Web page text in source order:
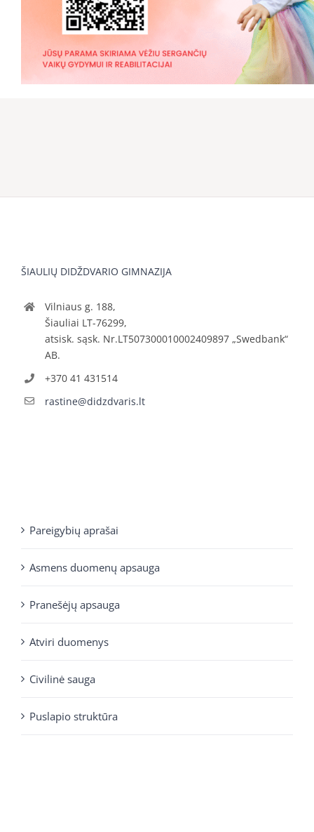
ŠIAULIŲ DIDŽDVARIO GIMNAZIJA
Vilniaus g. 188,
Šiauliai LT-76299,
atsisk. sąsk. Nr.LT507300010002409897 „Swedbank“
AB.
+370 41 431514
rastine@didzdvaris.lt
Pareigybių aprašai
Asmens duomenų apsauga
Pranešėjų apsauga
Atviri duomenys
Civilinė sauga
Puslapio struktūra